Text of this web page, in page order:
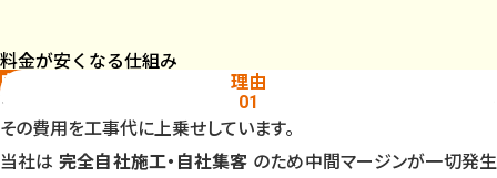
料金が安くなる仕組み
理由
01
自社施工で中間コストを排除
多くの水道修理業者は、広告会社や仲介サイトから案件を購入し、
その費用を工事代に上乗せしています。
当社は 完全自社施工・自社集客 のため中間マージンが一切発生